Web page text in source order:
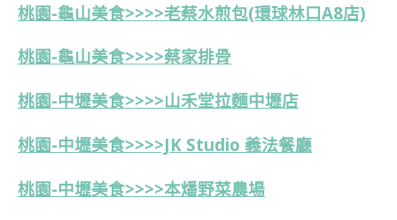
桃園-龜山美食>>>>老蔡水煎包(環球林口A8店)
桃園-龜山美食>>>>蔡家排骨
桃園-中壢美食>>>>山禾堂拉麵中壢店
桃園-中壢美食>>>>JK Studio 義法餐廳
桃園-中壢美食>>>>本燔野菜農場